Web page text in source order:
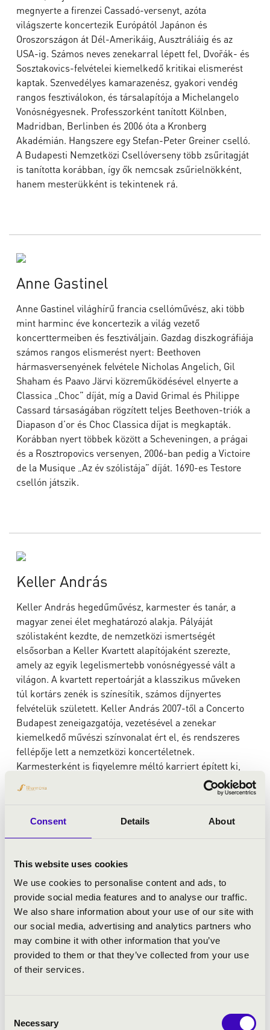
Consent Details About
This website uses cookies
We use cookies to personalise content and ads, to
provide social media features and to analyse our traffic.
We also share information about your use of our site with
our social media, advertising and analytics partners who
may combine it with other information that you’ve
provided to them or that they’ve collected from your use
of their services.
Selection
Necessary
megnyerte a firenzei Cassadó-versenyt, azóta
világszerte koncertezik Európától Japánon és
Oroszországon át Dél-Amerikáig, Ausztráliáig és az
USA-ig. Számos neves zenekarral lépett fel, Dvořák- és
Sosztakovics-felvételei kiemelkedő kritikai elismerést
kaptak. Szenvedélyes kamarazenész, gyakori vendég
rangos fesztiválokon, és társalapítója a Michelangelo
Vonósnégyesnek. Professzorként tanított Kölnben,
Madridban, Berlinben és 2006 óta a Kronberg
Akadémián. Hangszere egy Stefan-Peter Greiner cselló.
A Budapesti Nemzetközi Csellóverseny több zsűritagját
is tanította korábban, így ők nemcsak zsűrielnökként,
hanem mesterükként is tekintenek rá.
Anne Gastinel
Anne Gastinel világhírű francia csellóművész, aki több
mint harminc éve koncertezik a világ vezető
koncerttermeiben és fesztiváljain. Gazdag diszkográfiája
számos rangos elismerést nyert: Beethoven
hármasversenyének felvétele Nicholas Angelich, Gil
Shaham és Paavo Järvi közreműködésével elnyerte a
Classica „Choc” díját, míg a David Grimal és Philippe
Cassard társaságában rögzített teljes Beethoven-triók a
Diapason d’or és Choc Classica díjat is megkapták.
Korábban nyert többek között a Scheveningen, a prágai
és a Rosztropovics versenyen, 2006-ban pedig a Victoire
de la Musique „Az év szólistája” díját. 1690-es Testore
csellón játszik.
Keller András
Keller András hegedűművész, karmester és tanár, a
magyar zenei élet meghatározó alakja. Pályáját
szólistaként kezdte, de nemzetközi ismertségét
elsősorban a Keller Kvartett alapítójaként szerezte,
amely az egyik legelismertebb vonósnégyessé vált a
világon. A kvartett repertoárját a klasszikus műveken
túl kortárs zenék is színesítik, számos díjnyertes
felvételük született. Keller András 2007-től a Concerto
Budapest zeneigazgatója, vezetésével a zenekar
kiemelkedő művészi színvonalat ért el, és rendszeres
fellépője lett a nemzetközi koncertéletnek.
Karmesterként is figyelemre méltó karriert épített ki,
vezényelt többek között a BBC Philharmonic és a Bécsi
Rádiózenekar élén. Emellett tanárként is aktív, a
nemzetközi mesterkurzusokat is tart. Munkásságát
Kossuth- és Liszt-díjjal is elismerték.
Jens Peter Maintz
Jens Peter Maintz kivételes hírnévnek örvend mint
csellista akkor már 17 éve nem kapott meg.